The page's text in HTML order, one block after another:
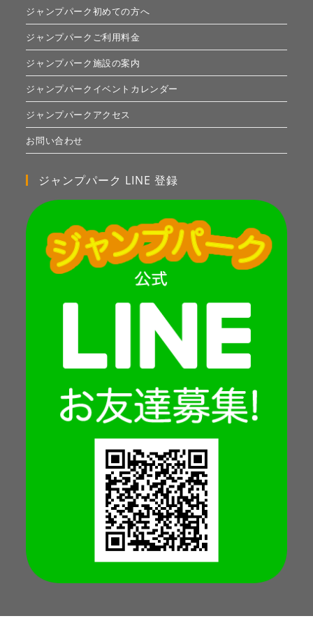
ジャンプパーク初めての方へ
ジャンプパークご利用料金
ジャンプパーク施設の案内
ジャンプパークイベントカレンダー
ジャンプパークアクセス
お問い合わせ
ジャンプパーク LINE 登録